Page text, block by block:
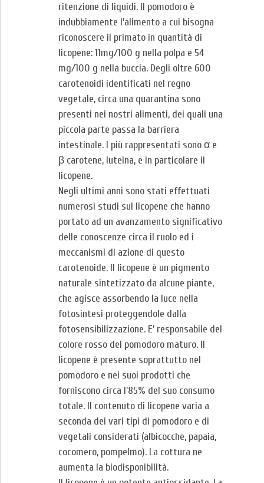
ritenzione di liquidi. Il pomodoro è
indubbiamente l’alimento a cui bisogna
riconoscere il primato in quantità di
licopene: 11mg/100 g nella polpa e 54
mg/100 g nella buccia. Degli oltre 600
carotenoidi identificati nel regno
vegetale, circa una quarantina sono
presenti nei nostri alimenti, dei quali una
piccola parte passa la barriera
intestinale. I più rappresentati sono α e
β carotene, luteina, e in particolare il
licopene.
Negli ultimi anni sono stati effettuati
numerosi studi sul licopene che hanno
portato ad un avanzamento significativo
delle conoscenze circa il ruolo ed i
meccanismi di azione di questo
carotenoide. Il licopene è un pigmento
naturale sintetizzato da alcune piante,
che agisce assorbendo la luce nella
fotosintesi proteggendole dalla
fotosensibilizzazione. E’ responsabile del
colore rosso del pomodoro maturo. Il
licopene è presente soprattutto nel
pomodoro e nei suoi prodotti che
forniscono circa l’85% del suo consumo
totale. Il contenuto di licopene varia a
seconda dei vari tipi di pomodoro e di
vegetali considerati (albicocche, papaia,
cocomero, pompelmo). La cottura ne
aumenta la biodisponibilità.